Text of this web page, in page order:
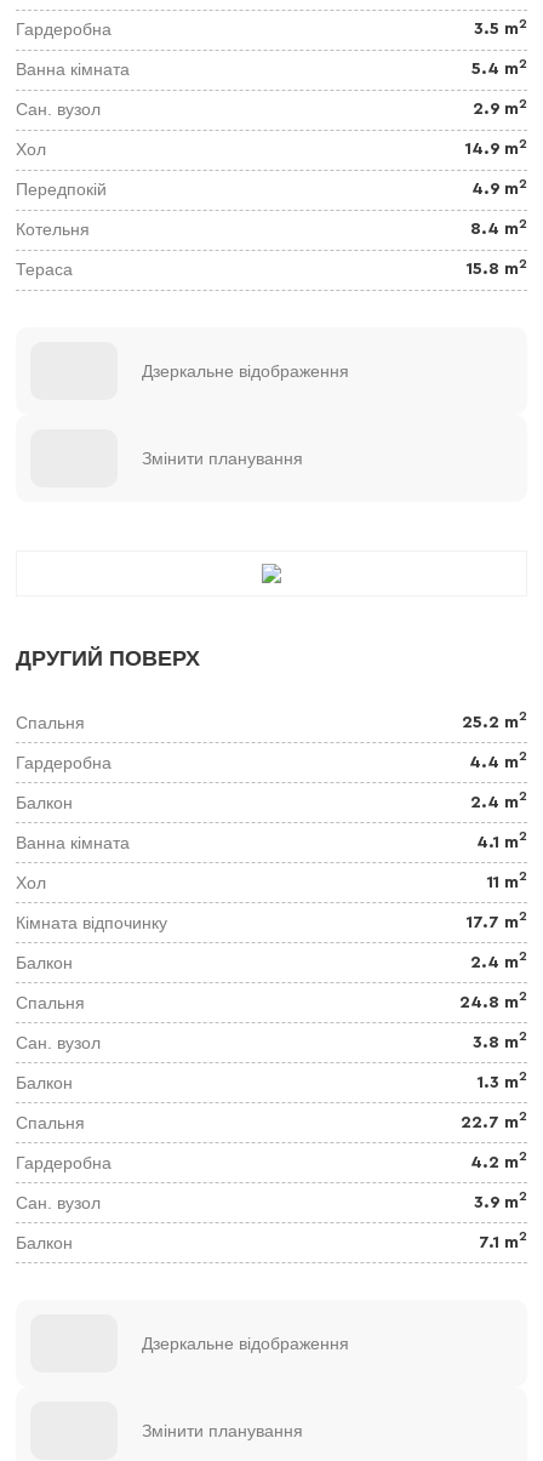
Гардеробна 3.5 m2
Ванна кімната 5.4 m2
Сан. вузол 2.9 m2
Хол 14.9 m2
Передпокій 4.9 m2
Котельня 8.4 m2
Тераса 15.8 m2
Дзеркальне відображення
Змінити планування
ДРУГИЙ ПОВЕРХ
Спальня 25.2 m2
Гардеробна 4.4 m2
Балкон 2.4 m2
Ванна кімната 4.1 m2
Хол 11 m2
Кімната відпочинку 17.7 m2
Балкон 2.4 m2
Спальня 24.8 m2
Сан. вузол 3.8 m2
Балкон 1.3 m2
Спальня 22.7 m2
Гардеробна 4.2 m2
Сан. вузол 3.9 m2
Балкон 7.1 m2
Дзеркальне відображення
Змінити планування